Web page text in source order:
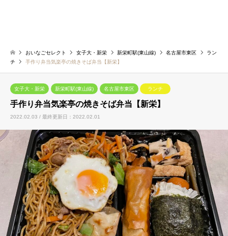
おいなごセレクト 女子大・新栄 新栄町駅(東山線) 名古屋市東区
ラン
チ
手作り弁当気楽亭の焼きそば弁当【新栄】
女子大・新栄 新栄町駅(東山線) 名古屋市東区 ランチ
手作り弁当気楽亭の焼きそば弁当【新栄】
2022.02.03 / 最終更新日：2022.02.01